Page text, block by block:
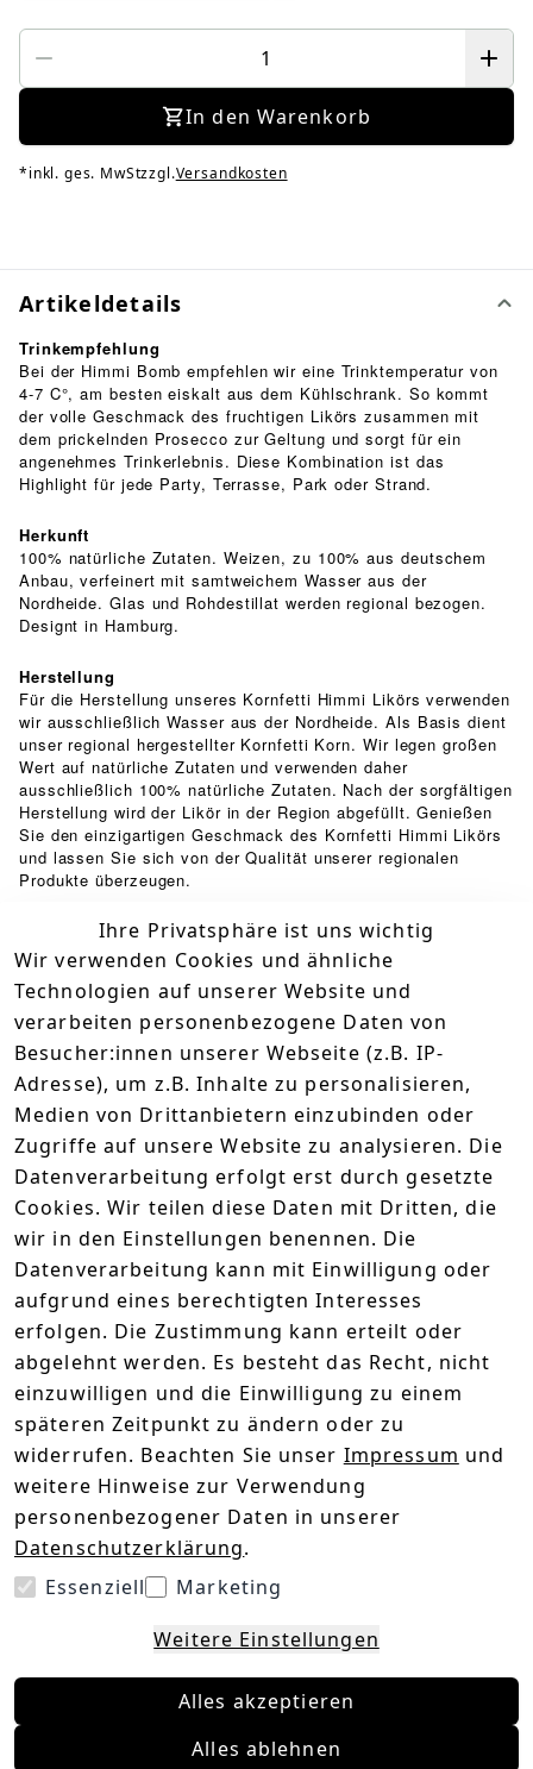
In den Warenkorb
*inkl. ges. MwStzzgl.Versandkosten
Artikeldetails
Trinkempfehlung
Bei der Himmi Bomb empfehlen wir eine Trinktemperatur von
4-7 C°, am besten eiskalt aus dem Kühlschrank. So kommt
der volle Geschmack des fruchtigen Likörs zusammen mit
dem prickelnden Prosecco zur Geltung und sorgt für ein
angenehmes Trinkerlebnis. Diese Kombination ist das
Highlight für jede Party, Terrasse, Park oder Strand.
Herkunft
100% natürliche Zutaten. Weizen, zu 100% aus deutschem
Anbau, verfeinert mit samtweichem Wasser aus der
Nordheide. Glas und Rohdestillat werden regional bezogen.
Designt in Hamburg.
Herstellung
Für die Herstellung unseres Kornfetti Himmi Likörs verwenden
wir ausschließlich Wasser aus der Nordheide. Als Basis dient
unser regional hergestellter Kornfetti Korn. Wir legen großen
Wert auf natürliche Zutaten und verwenden daher
ausschließlich 100% natürliche Zutaten. Nach der sorgfältigen
Herstellung wird der Likör in der Region abgefüllt. Genießen
Sie den einzigartigen Geschmack des Kornfetti Himmi Likörs
und lassen Sie sich von der Qualität unserer regionalen
Produkte überzeugen.
Technische Daten
Kundenrezensionen
Durchschnittliche Bewertung
5
Basierend auf 1 Bewertung(en)
Bewertung abgeben
5
( 1 )
4
( 0 )
3
( 0 )
2
( 0 )
1
( 0 )
MEGAAAAAA
Himmi Bomb
14.5.2025
Selber getestet, gefährlich;))) und ein Muss für
jede Party????????????????????????????????
1
Rechtliche Hinweise – Klicken Sie hier für
weitere Informationen
Ihre Privatsphäre ist uns wichtig
Wir verwenden Cookies und ähnliche
Technologien auf unserer Website und
verarbeiten personenbezogene Daten von
Besucher:innen unserer Webseite (z.B. IP-
Adresse), um z.B. Inhalte zu personalisieren,
Medien von Drittanbietern einzubinden oder
Zugriffe auf unsere Website zu analysieren. Die
Datenverarbeitung erfolgt erst durch gesetzte
Cookies. Wir teilen diese Daten mit Dritten, die
wir in den Einstellungen benennen. Die
Datenverarbeitung kann mit Einwilligung oder
aufgrund eines berechtigten Interesses
erfolgen. Die Zustimmung kann erteilt oder
abgelehnt werden. Es besteht das Recht, nicht
einzuwilligen und die Einwilligung zu einem
späteren Zeitpunkt zu ändern oder zu
widerrufen. Beachten Sie unser Impressum und
weitere Hinweise zur Verwendung
personenbezogener Daten in unserer
Datenschutzerklärung.
Essenziell
Marketing
Weitere Einstellungen
Alles akzeptieren
Alles ablehnen